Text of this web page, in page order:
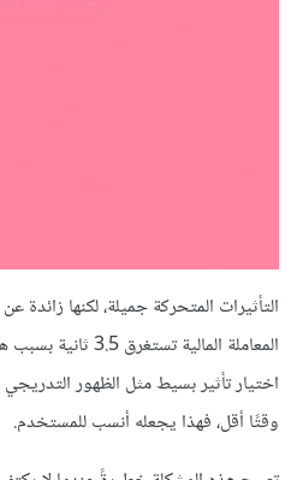
التأثيرات المتحركة جميلة، لكنها زائدة
المعاملة المالية
وقتًا أقل، فهذا يجعله أنسب للمستخدم.